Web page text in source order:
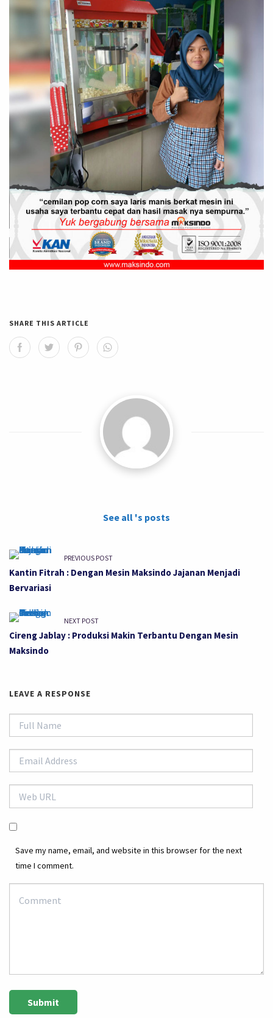
SHARE THIS ARTICLE
See all 's posts
PREVIOUS POST
Kantin Fitrah : Dengan Mesin Maksindo Jajanan Menjadi
Bervariasi
NEXT POST
Cireng Jablay : Produksi Makin Terbantu Dengan Mesin
Maksindo
LEAVE A RESPONSE
Save my name, email, and website in this browser for the next
time I comment.